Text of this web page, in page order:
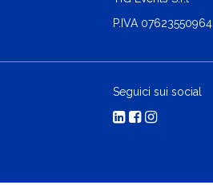
P.IVA 07623550964
Seguici sui social